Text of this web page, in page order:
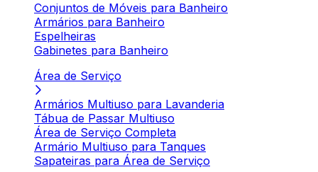
Conjuntos de Móveis para Banheiro
Armários para Banheiro
Espelheiras
Gabinetes para Banheiro
Área de Serviço
Armários Multiuso para Lavanderia
Tábua de Passar Multiuso
Área de Serviço Completa
Armário Multiuso para Tanques
Sapateiras para Área de Serviço